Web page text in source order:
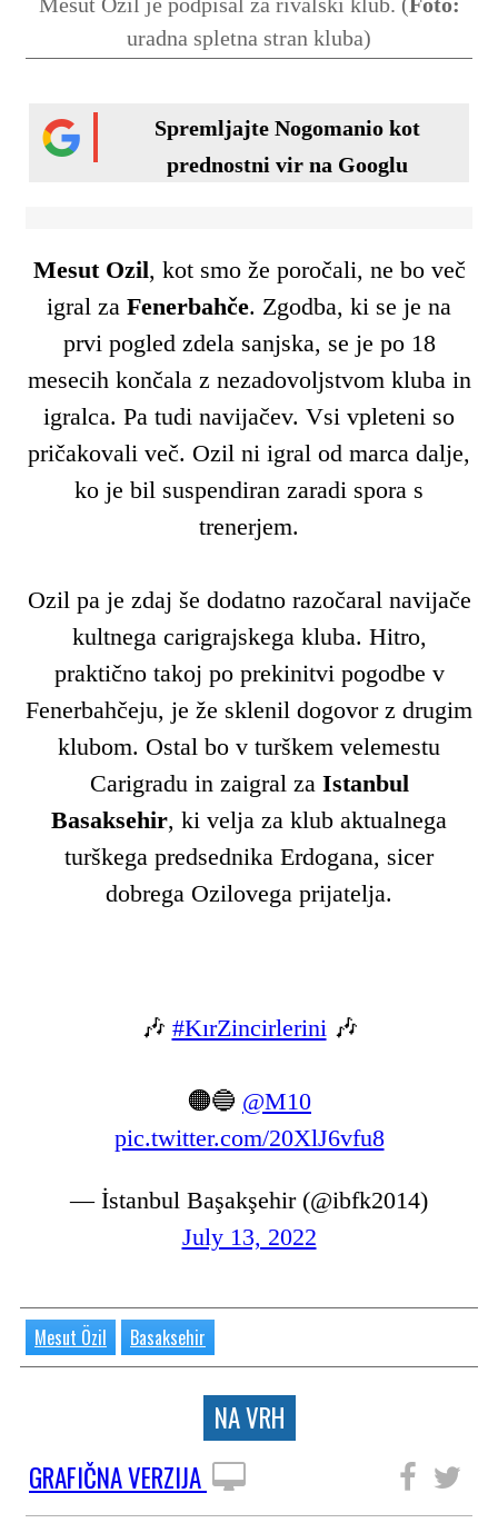
uradna spletna stran kluba)
Spremljajte Nogomanio kot
prednostni vir na Googlu
Mesut Ozil, kot smo že poročali, ne bo več
igral za Fenerbahče. Zgodba, ki se je na
prvi pogled zdela sanjska, se je po 18
mesecih končala z nezadovoljstvom kluba in
igralca. Pa tudi navijačev. Vsi vpleteni so
pričakovali več. Ozil ni igral od marca dalje,
ko je bil suspendiran zaradi spora s
trenerjem.
Ozil pa je zdaj še dodatno razočaral navijače
kultnega carigrajskega kluba. Hitro,
praktično takoj po prekinitvi pogodbe v
Fenerbahčeju, je že sklenil dogovor z drugim
klubom. Ostal bo v turškem velemestu
Carigradu in zaigral zaIstanbul
Basaksehir, ki velja za klub aktualnega
turškega predsednika Erdogana, sicer
dobrega Ozilovega prijatelja.
🎶 #KırZincirlerini🎶
🟠🔵 @M10
pic.twitter.com/20XlJ6vfu8
— İstanbul Başakşehir (@ibfk2014)
July 13, 2022
Mesut Özil Basaksehir
NA VRH
GRAFIČNA VERZIJA